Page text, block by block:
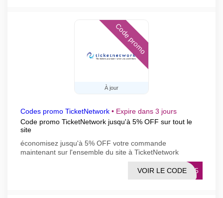
À jour
Code promo
Codes promo TicketNetwork • Expire dans 3 jours
Code promo TicketNetwork jusqu'à 5% OFF sur tout le
site
économisez jusqu'à 5% OFF votre commande
maintenant sur l'ensemble du site à TicketNetwork
NMF5
VOIR LE CODE